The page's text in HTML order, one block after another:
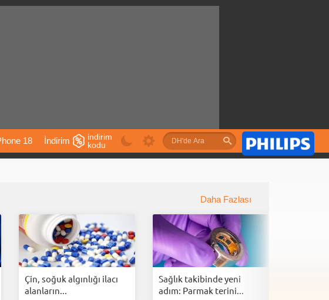
18 İndirim
indirim
kodu
Daha Fazlası
Çin, soğuk algınlığı ilacı
alanların...
Sağlık takibinde yeni
adım: Parmak terini...